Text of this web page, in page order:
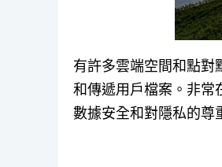
有許多雲端空間和點對
和傳遞用戶檔案。非常
數據安全和對隱私的尊